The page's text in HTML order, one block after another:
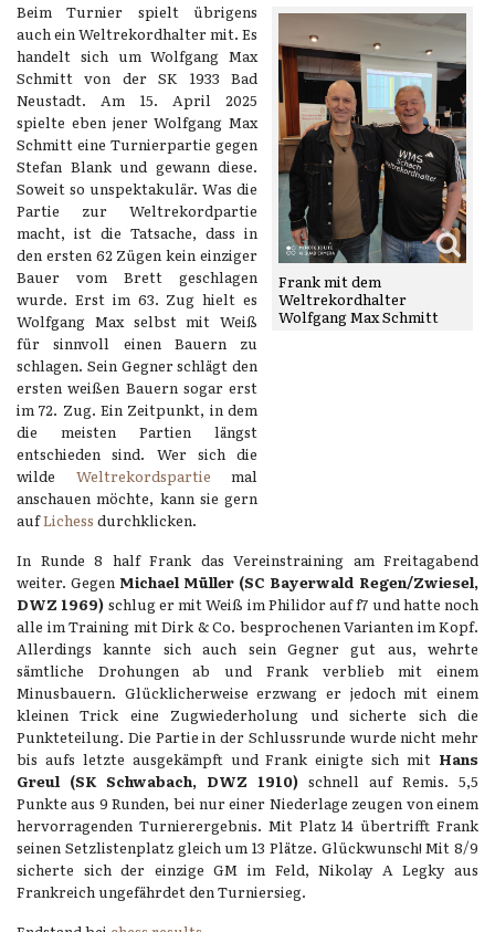
Frank mit dem
Weltrekordhalter
Wolfgang Max Schmitt
Beim Turnier spielt übrigens
auch ein Weltrekordhalter mit. Es
handelt sich um Wolfgang Max
Schmitt von der SK 1933 Bad
Neustadt. Am 15. April 2025
spielte eben jener Wolfgang Max
Schmitt eine Turnierpartie gegen
Stefan Blank und gewann diese.
Soweit so unspektakulär. Was die
Partie zur Weltrekordpartie
macht, ist die Tatsache, dass in
den ersten 62 Zügen kein einziger
Bauer vom Brett geschlagen
wurde. Erst im 63. Zug hielt es
Wolfgang Max selbst mit Weiß
für sinnvoll einen Bauern zu
schlagen. Sein Gegner schlägt den
ersten weißen Bauern sogar erst
im 72. Zug. Ein Zeitpunkt, in dem
die meisten Partien längst
entschieden sind. Wer sich die
wilde Weltrekordspartie mal
anschauen möchte, kann sie gern
aufLichess durchklicken.
In Runde 8 half Frank das Vereinstraining am Freitagabend
weiter. Gegen Michael Müller (SC Bayerwald Regen/Zwiesel,
DWZ 1969) schlug er mit Weiß im Philidor auf f7 und hatte noch
alle im Training mit Dirk & Co. besprochenen Varianten im Kopf.
Allerdings kannte sich auch sein Gegner gut aus, wehrte
sämtliche Drohungen ab und Frank verblieb mit einem
Minusbauern. Glücklicherweise erzwang er jedoch mit einem
kleinen Trick eine Zugwiederholung und sicherte sich die
Punkteteilung. Die Partie in der Schlussrunde wurde nicht mehr
bis aufs letzte ausgekämpft und Frank einigte sich mit Hans
Greul (SK Schwabach, DWZ 1910) schnell auf Remis. 5,5
Punkte aus 9 Runden, bei nur einer Niederlage zeugen von einem
hervorragenden Turnierergebnis. Mit Platz 14 übertrifft Frank
seinen Setzlistenplatz gleich um 13 Plätze. Glückwunsch! Mit 8/9
sicherte sich der einzige GM im Feld, Nikolay A Legky aus
Frankreich ungefährdet den Turniersieg.